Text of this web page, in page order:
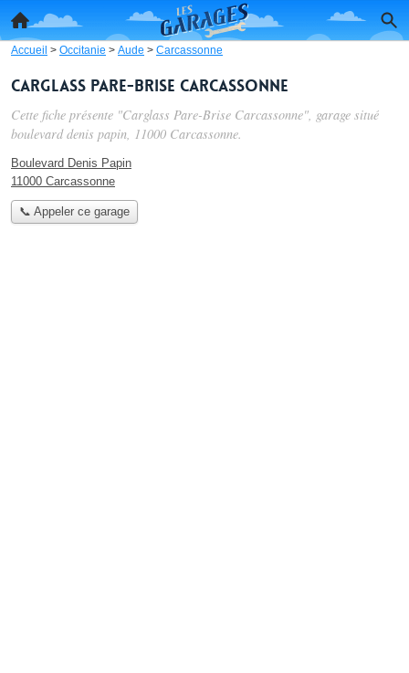
Accueil > Occitanie > Aude > Carcassonne
Carglass Pare-Brise Carcassonne
Cette fiche présente "Carglass Pare-Brise Carcassonne", garage situé
boulevard denis papin, 11000 Carcassonne.
Boulevard Denis Papin
11000 Carcassonne
📞 Appeler ce garage